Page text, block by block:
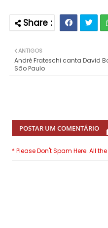
ANTIGOS
André Frateschi canta David
São Paulo
POSTAR UM COMENTÁRIO
* Please Don't Spam Here. All